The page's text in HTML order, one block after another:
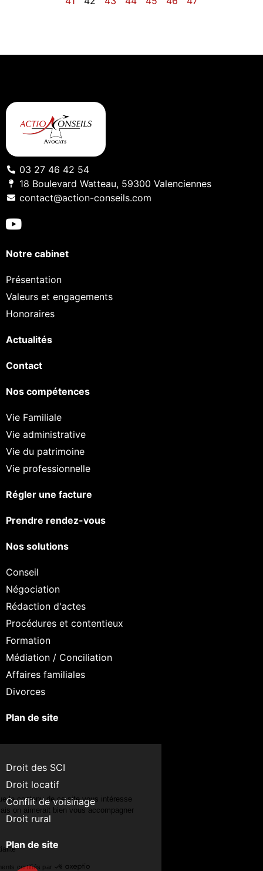
03 27 46 42 54
18 Boulevard Watteau, 59300 Valenciennes
contact@action-conseils.com
Notre cabinet
Présentation
Valeurs et engagements
Honoraires
Actualités
Contact
Nos compétences
Vie Familiale
Vie administrative
Vie du patrimoine
Vie professionnelle
Régler une facture
Prendre rendez-vous
Nos solutions
Conseil
Négociation
Rédaction d'actes
Procédures et contentieux
Formation
Médiation / Conciliation
Affaires familiales
Divorces
Plan de site
Droit des SCI
Droit locatif
Conflit de voisinage
Droit rural
Plan de site
Salut c'est nous...
les Cookies !
On a attendu d'être sûrs que le contenu de ce site vous intéresse
avant de vous déranger, mais on aimerait bien vous accompagner
pendant votre visite...
Lire la politique de confidentialité
Consentements certifiés par